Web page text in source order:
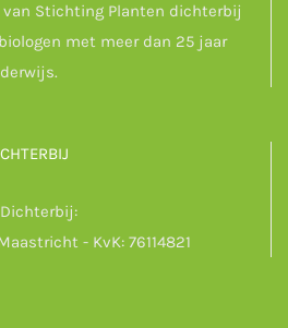
van Stichting Planten dichterbij
met meer dan 25 jaar
- KvK: 76114821